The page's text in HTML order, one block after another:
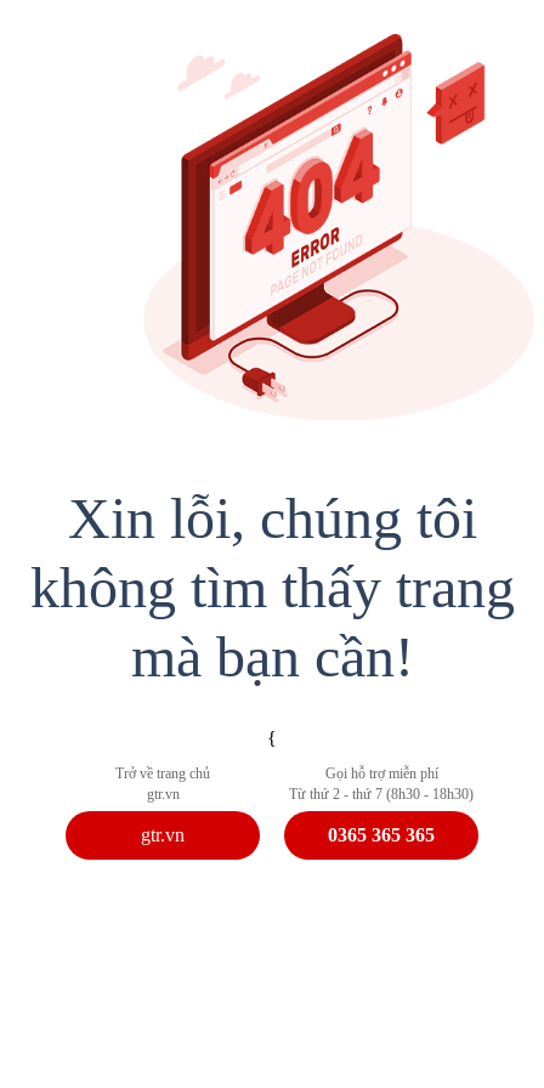
Xin lỗi, chúng tôi
không tìm thấy trang
mà bạn cần!
{
Trở về trang chủ
gtr.vn
gtr.vn
Gọi hỗ trợ miễn phí
Từ thứ 2 - thứ 7 (8h30 - 18h30)
0365 365 365